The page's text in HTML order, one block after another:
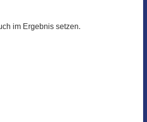
im Ergebnis setzen.